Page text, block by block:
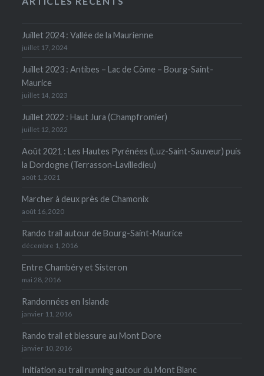
Juillet 2024 : Vallée de la Maurienne
juillet 17, 2024
Juillet 2023 : Antibes – Lac de Côme – Bourg-Saint-
Maurice
juillet 14, 2023
Juillet 2022 : Haut Jura (Champfromier)
juillet 12, 2022
Août 2021 : Les Hautes Pyrénées (Luz-Saint-Sauveur) puis
la Dordogne (Terrasson-Lavilledieu)
août 1, 2021
Marcher à deux près de Chamonix
août 16, 2020
Rando trail autour de Bourg-Saint-Maurice
décembre 1, 2016
Entre Chambéry et Sisteron
mai 28, 2016
Randonnées en Islande
janvier 11, 2016
Rando trail et blessure au Mont Dore
janvier 10, 2016
Initiation au trail running autour du Mont Blanc